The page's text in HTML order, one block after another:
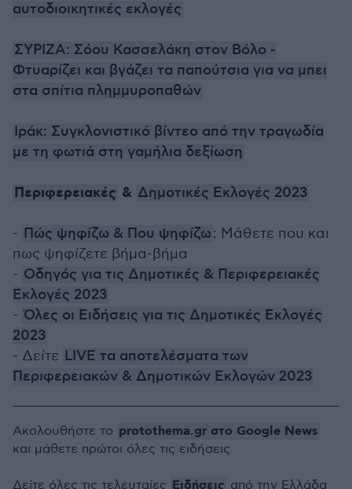
αυτοδιοικητικές εκλογές
ΣΥΡΙΖΑ: Σόου Κασσελάκη στον Βόλο -
Φτυαρίζει και βγάζει τα παπούτσια για να μπει
στα σπίτια πλημμυροπαθών
Ιράκ: Συγκλονιστικό βίντεο από την τραγωδία
με τη φωτιά στη γαμήλια δεξίωση
Περιφερειακές & Δημοτικές Εκλογές 2023
- Πώς ψηφίζω & Που ψηφίζω: Μάθετε που και
πως ψηφίζετε βήμα-βήμα
- Οδηγός για τις Δημοτικές & Περιφερειακές
Εκλογές 2023
- Όλες οι Ειδήσεις για τις Δημοτικές Εκλογές
2023
- Δείτε LIVE τα αποτελέσματα των
Περιφερειακών & Δημοτικών Εκλογών 2023
Ακολουθήστε το protothema.gr στο Google News
και μάθετε πρώτοι όλες τις ειδήσεις
Δείτε όλες τις τελευταίες Ειδήσεις από την Ελλάδα